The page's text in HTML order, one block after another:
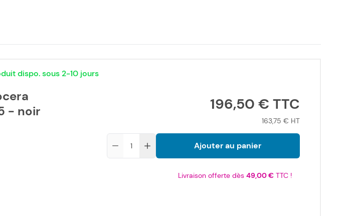
dispo. sous 2-10 jours
- noir
196,50 €
163,75 €
Ajouter au panier
Livraison offerte dès 49,00 €TTC !